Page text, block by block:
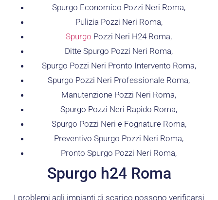
Spurgo Economico Pozzi Neri Roma,
Pulizia Pozzi Neri Roma,
Spurgo Pozzi Neri H24 Roma,
Ditte Spurgo Pozzi Neri Roma,
Spurgo Pozzi Neri Pronto Intervento Roma,
Spurgo Pozzi Neri Professionale Roma,
Manutenzione Pozzi Neri Roma,
Spurgo Pozzi Neri Rapido Roma,
Spurgo Pozzi Neri e Fognature Roma,
Preventivo Spurgo Pozzi Neri Roma,
Pronto Spurgo Pozzi Neri Roma,
Spurgo h24 Roma
I problemi agli impianti di scarico possono verificarsi